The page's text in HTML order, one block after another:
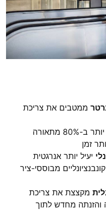
ממטבים את צריכת
יעילה יותר ב-80% מתאורה
יעיל יותר אנרגטית
קונבנציונליים מבוססי-ציר
מקצצת את צריכת
והזנתה מחדש לתוך